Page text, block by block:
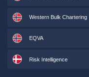
Western Bulk Chartering
EQVA
Risk Intelligence